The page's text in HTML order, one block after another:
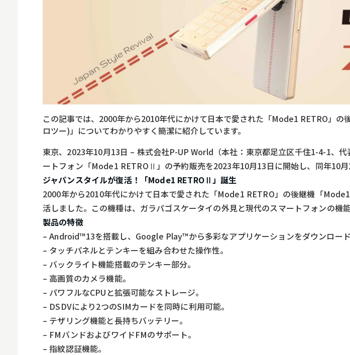
VPN
スマート〇〇
ロボット
スマート物流
IoT
DX
ニュース
デジタルサイネージ
Wi-Fi
SaaS
おすすめ
SIM
この記事では、2000年から2010年代にかけて日本で愛された「Mode1 RETRO」
ロツー)」についてわかりやすく簡潔に紹介しています。
東京、2023年10月13日 – 株式会社P-UP World（本社：東京都足立区千住1-4-1、
ートフォン「Mode1 RETROⅡ」の予約販売を2023年10月13日に開始し、同年10月
ジャパンスタイルが復活！「Mode1 RETROⅡ」誕生
2000年から2010年代にかけて日本で愛された「Mode1 RETRO」の後継機「
活しました。この機種は、ガラパゴスケータイの外見と現代のスマートフォンの機
製品の特徴
– Android™13を搭載し、Google Play™から多彩なアプリケーションをダウンロード
– タッチパネルとテンキーを組み合わせた操作性。
– バックライト機能搭載のテンキー部分。
– 高画質のカメラ機能。
– パワフルなCPUと拡張可能なストレージ。
– DSDVにより2つのSIMカードを同時に利用可能。
– テザリング機能と長持ちバッテリー。
– FMバンドおよびワイドFMのサポート。
– 指紋認証機能。